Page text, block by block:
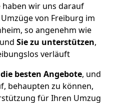
haben wir uns darauf
von Freiburg im
so angenehm wie
Sie zu unterstützen,
verläuft
besten Angebote, und
behaupten zu können,
für Ihren Umzug